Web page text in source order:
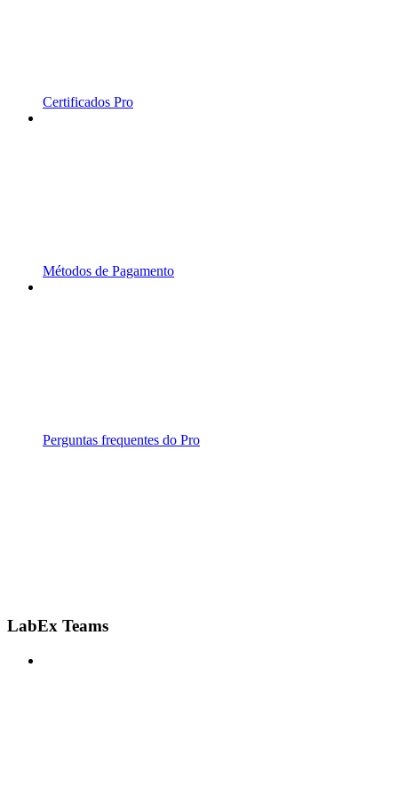
Certificados Pro
Métodos de Pagamento
Perguntas frequentes do Pro
LabEx Teams